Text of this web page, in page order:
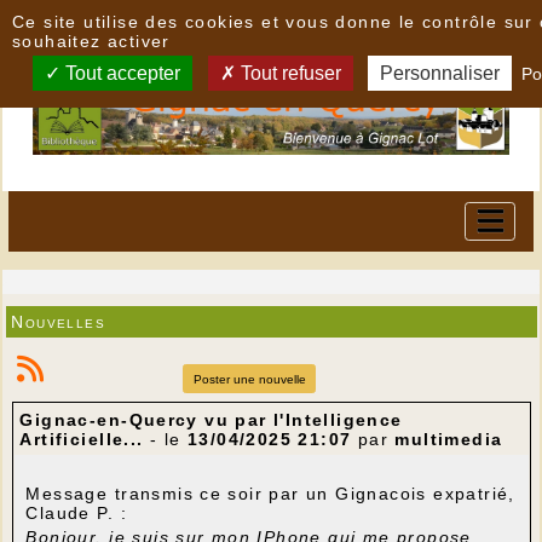
Nouvelles
Poster une nouvelle
Gignac-en-Quercy vu par l'Intelligence
Artificielle... - le 13/04/2025 21:07 par multimedia
Message transmis ce soir par un Gignacois expatrié,
Claude P. :
Bonjour, je suis sur mon IPhone qui me propose
Ce site utilise des cookies et vous donne le contrôle sur
souhaitez activer
Tout accepter Tout refuser Personnaliser